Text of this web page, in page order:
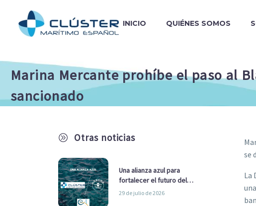
INICIO QUIÉNES SOMOS
Marina Mercante prohíbe el paso al
sancionado
A Otras noticias
Una alianza azul para
fortalecer el futuro del
sector marítimo
29 de julio de 2026
se
La